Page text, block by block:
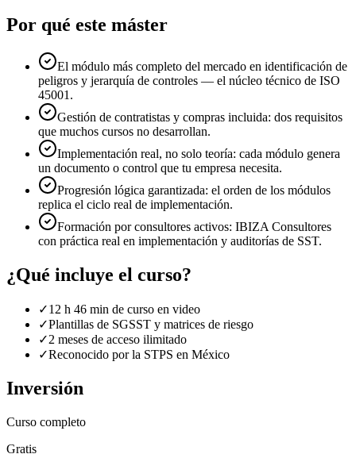
Por qué este máster
El módulo más completo del mercado en identificación de
peligros y jerarquía de controles — el núcleo técnico de ISO
45001.
Gestión de contratistas y compras incluida: dos requisitos
que muchos cursos no desarrollan.
Implementación real, no solo teoría: cada módulo genera
un documento o control que tu empresa necesita.
Progresión lógica garantizada: el orden de los módulos
replica el ciclo real de implementación.
Formación por consultores activos: IBIZA Consultores
con práctica real en implementación y auditorías de SST.
¿Qué incluye el curso?
✓12 h 46 min de curso en video
✓Plantillas de SGSST y matrices de riesgo
✓2 meses de acceso ilimitado
✓Reconocido por la STPS en México
Inversión
Curso completo
Gratis